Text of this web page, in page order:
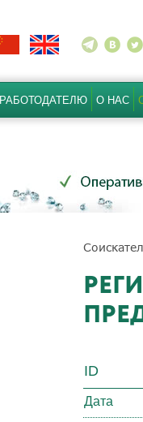
РАБОТОДАТЕЛЮ О НАС
ID
Дата